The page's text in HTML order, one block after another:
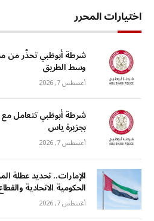
اختيارات المحرر
شرطة أبوظبي تحذّر من
وسط الطريق
أغسطس 7, 2026
شرطة أبوظبي تتعامل مع
بجزيرة ياس
أغسطس 7, 2026
الإمارات.. تحديد عطلة
الحكومية الاتحادية
أغسطس 7, 2026